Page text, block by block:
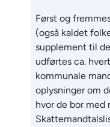
Først og
(også kaldet
supplement til
udførtes ca.
kommunale
oplysninger om
hvor de bor med